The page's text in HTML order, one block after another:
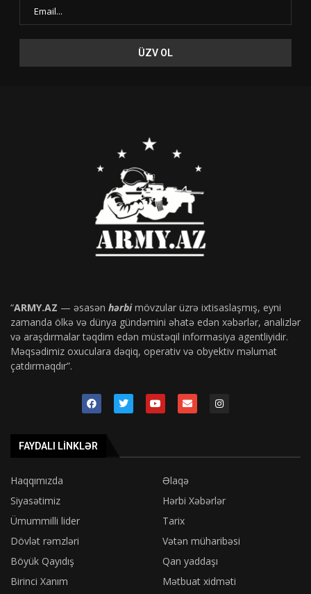
“ARMY.AZ — əsasən hərbimövzular üzrə ixtisaslaşmış, eyni
zamanda ölkə və dünya gündəmini əhatə edən xəbərlər, analizlər
və araşdırmalar təqdim edən müstəqil informasiya agentliyidir.
Məqsədimiz oxuculara dəqiq, operativ və obyektiv məlumat
çatdırmaqdır”.
FAYDALI LINKLƏR
Haqqımızda
Əlaqə
Siyasətimiz
Hərbi Xəbərlər
Ümummilli lider
Tarix
Dövlət rəmzləri
Vətən müharibəsi
Böyük Qayıdış
Qan yaddaşı
Birinci Xanım
Mətbuat xidməti